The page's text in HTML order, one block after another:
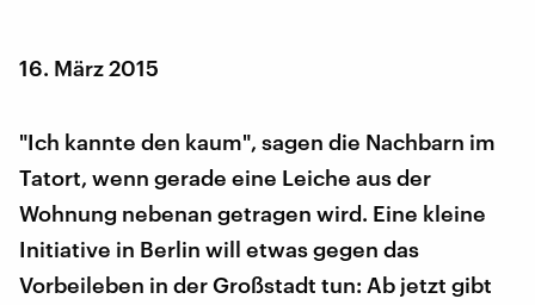
16. März 2015
"Ich kannte den kaum", sagen die Nachbarn im
Tatort, wenn gerade eine Leiche aus der
Wohnung nebenan getragen wird. Eine kleine
Initiative in Berlin will etwas gegen das
Vorbeileben in der Großstadt tun: Ab jetzt gibt